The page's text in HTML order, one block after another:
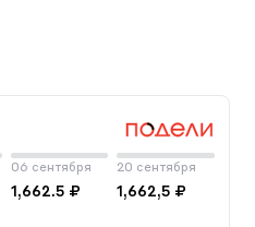
06 сентября
1,662.5 ₽
20 сентября
1,662,5 ₽